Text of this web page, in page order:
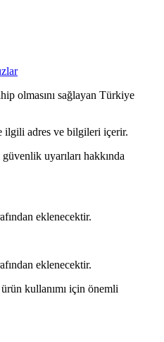
olmasını sağlayan Türkiye
adres ve bilgileri içerir.
uyarıları hakkında
eklenecektir.
eklenecektir.
kullanımı için önemli